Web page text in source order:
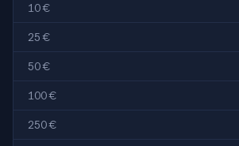
10 €
25 €
50 €
100 €
250 €